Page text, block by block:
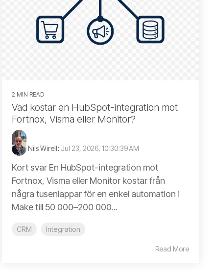
2 MIN READ
Vad kostar en HubSpot-integration mot
Fortnox, Visma eller Monitor?
Nils Wirell: Jul 23, 2026, 10:30:39 AM
Kort svar En HubSpot-integration mot
Fortnox, Visma eller Monitor kostar från
några tusenlappar för en enkel automation i
Make till 50 000–200 000...
CRM Integration
Read More